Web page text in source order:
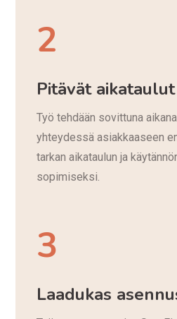
2
Pitävät aikataulut
Työ tehdään sovittuna
yhteydessä asiakkaaseen
tarkan aikataulun ja
sopimiseksi.
3
Laadukas